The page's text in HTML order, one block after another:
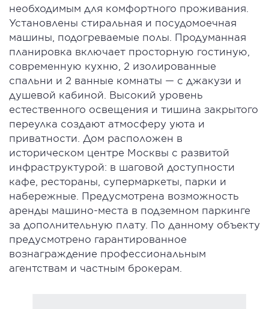
необходимым для комфортного проживания.
Установлены стиральная и посудомоечная
машины, подогреваемые полы. Продуманная
планировка включает просторную гостиную,
современную кухню, 2 изолированные
спальни и 2 ванные комнаты — с джакузи и
душевой кабиной. Высокий уровень
естественного освещения и тишина закрытого
переулка создают атмосферу уюта и
приватности. Дом расположен в
историческом центре Москвы с развитой
инфраструктурой: в шаговой доступности
кафе, рестораны, супермаркеты, парки и
набережные. Предусмотрена возможность
аренды машино-места в подземном паркинге
за дополнительную плату. По данному объекту
предусмотрено гарантированное
вознаграждение профессиональным
агентствам и частным брокерам.